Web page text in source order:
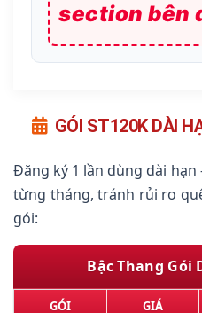
section bên
GÓI ST120K DÀI
Đăng ký 1 lần dùng dài
từng tháng, tránh rủi ro
gói:
Bậc Thang Gói
GÓI GIÁ